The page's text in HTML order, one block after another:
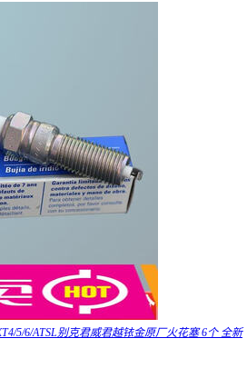
5/6/ATSL别克君威君越铱金原厂火花塞 6个 全新